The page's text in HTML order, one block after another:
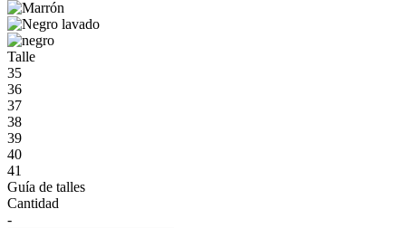
Talle
35
36
37
38
39
40
41
Guía de talles
Cantidad
-